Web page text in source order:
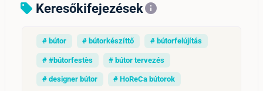
sell Keresőkifejezésekinfo
# bútor # bútorkészíttő # bútorfelújítás
# #bútorfestès # bútor tervezés
# designer bútor # HoReCa bútorok